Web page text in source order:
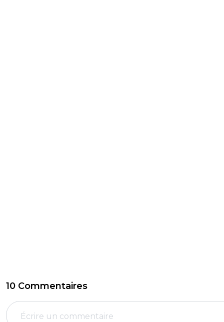
10 Commentaires